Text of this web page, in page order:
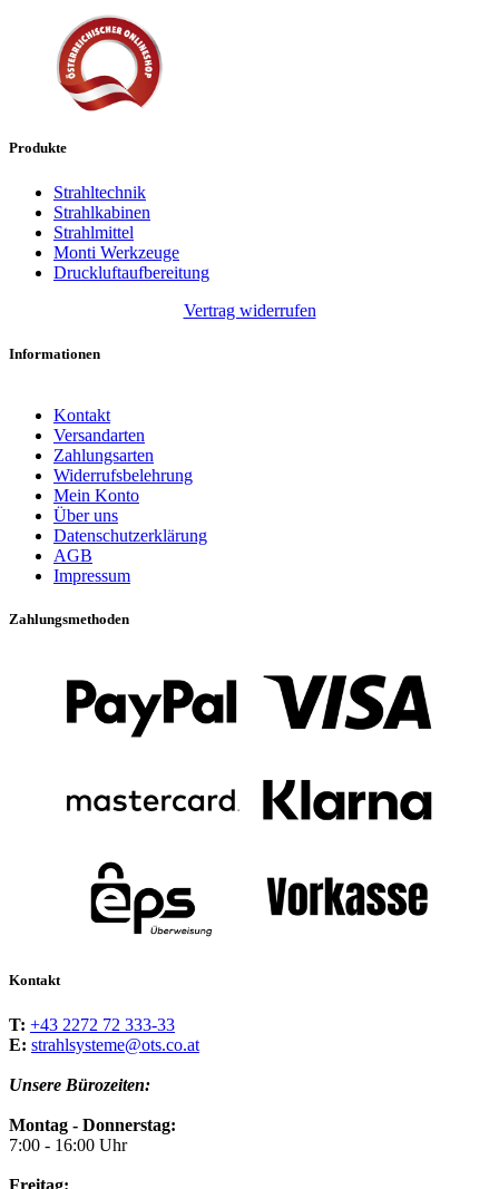
Produkte
Strahltechnik
Strahlkabinen
Strahlmittel
Monti Werkzeuge
Druckluftaufbereitung
Vertrag widerrufen
Informationen
Kontakt
Versandarten
Zahlungsarten
Widerrufsbelehrung
Mein Konto
Über uns
Datenschutzerklärung
AGB
Impressum
Zahlungsmethoden
Kontakt
T: +43 2272 72 333-33
E: strahlsysteme@ots.co.at
Unsere Bürozeiten:
Montag - Donnerstag:
7:00 - 16:00 Uhr
Freitag: